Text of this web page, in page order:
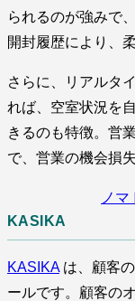
られるのが強みで
開封履歴により、
さらに、リアルタ
れば、空室状況を
きるのも特徴。営
で、営業の機会損
ノ
KASIKA
KASIKAは、顧客
ールです。顧客の